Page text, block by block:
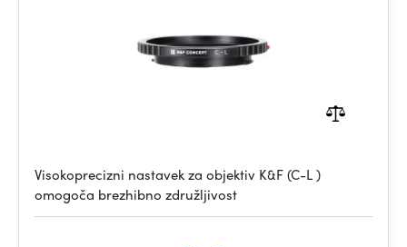
Visokoprecizni nastavek za objektiv K&F (C-L )
omogoča brezhibno združljivost